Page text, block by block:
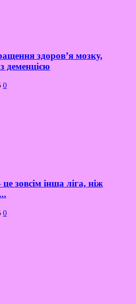
здоров’я мозку,
деменцією
0
зовсім інша ліга, ніж
0